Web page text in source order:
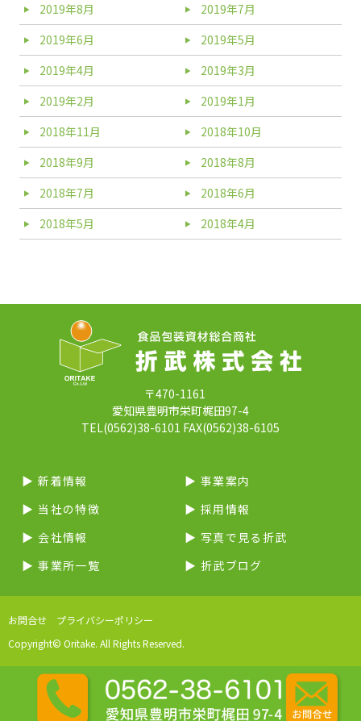
2019年8月
2019年7月
2019年6月
2019年5月
2019年4月
2019年3月
2019年2月
2019年1月
2018年11月
2018年10月
2018年9月
2018年8月
2018年7月
2018年6月
2018年5月
2018年4月
〒470-1161
愛知県豊明市栄町梶田97-4
TEL(0562)38-6101 FAX(0562)38-6105
▶︎ 新着情報
▶︎ 当社の特徴
▶︎ 会社情報
▶︎ 事業所一覧
▶︎ 事業案内
▶︎ 採用情報
▶︎ 写真で見る折武
▶︎ 折武ブログ
お問合せ
プライバシーポリシー
Copyright© Oritake. All Rights Reserved.